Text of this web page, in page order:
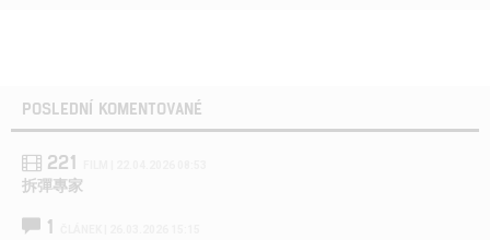
POSLEDNÍ KOMENTOVANÉ
221
拆彈專家
1